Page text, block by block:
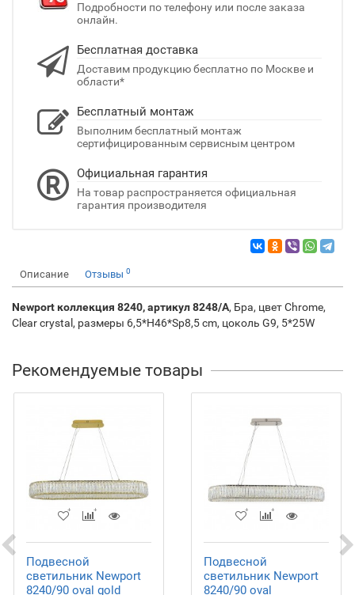
Подробности по телефону или после заказа
онлайн.
Бесплатная доставка
Доставим продукцию бесплатно по Москве и
области*
Бесплатный монтаж
Выполним бесплатный монтаж
сертифицированным сервисным центром
Официальная гарантия
На товар распространяется официальная
гарантия производителя
Описание Отзывы 0
Newport коллекция 8240, артикул 8248/A, Бра, цвет Chrome,
Clear crystal, размеры 6,5*H46*Sp8,5 cm, цоколь G9, 5*25W
Рекомендуемые товары
Подвесной
светильник Newport
8240/90 oval gold
Подвесной
светильник Newport
8240/90 oval